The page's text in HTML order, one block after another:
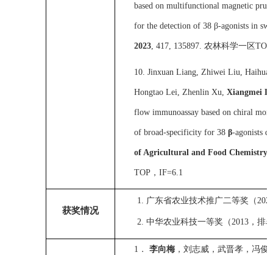
based on multifunctional magnetic
for the detection of 38 β-agonists in
2023 , 417, 135897. 农林科学一区TOP
10. Jinxuan Liang, Zhiwei Liu,
Hongtao Lei, Zhenlin Xu, Xiangmei
flow immunoassay based on chiral
of broad-specificity for 38 β-agonists
of Agricultural and Food Chemistry
TOP ， IF=6.1
获奖情况
1. 广东省农业技术推广二等奖 （2
2. 中华农业科技一等奖（2013 ，排
1． 李向梅，刘志威，武晋孝，冯俊